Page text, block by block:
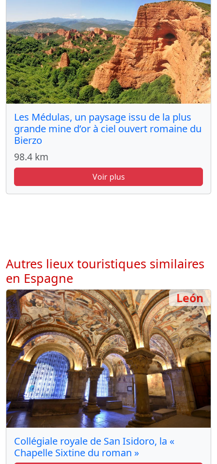
Les Médulas, un paysage issu de la plus
grande mine d’or à ciel ouvert romaine du
Bierzo
98.4 km
Voir plus
Autres lieux touristiques similaires
en Espagne
Collégiale royale de San Isidoro, la «
Chapelle Sixtine du roman »
León